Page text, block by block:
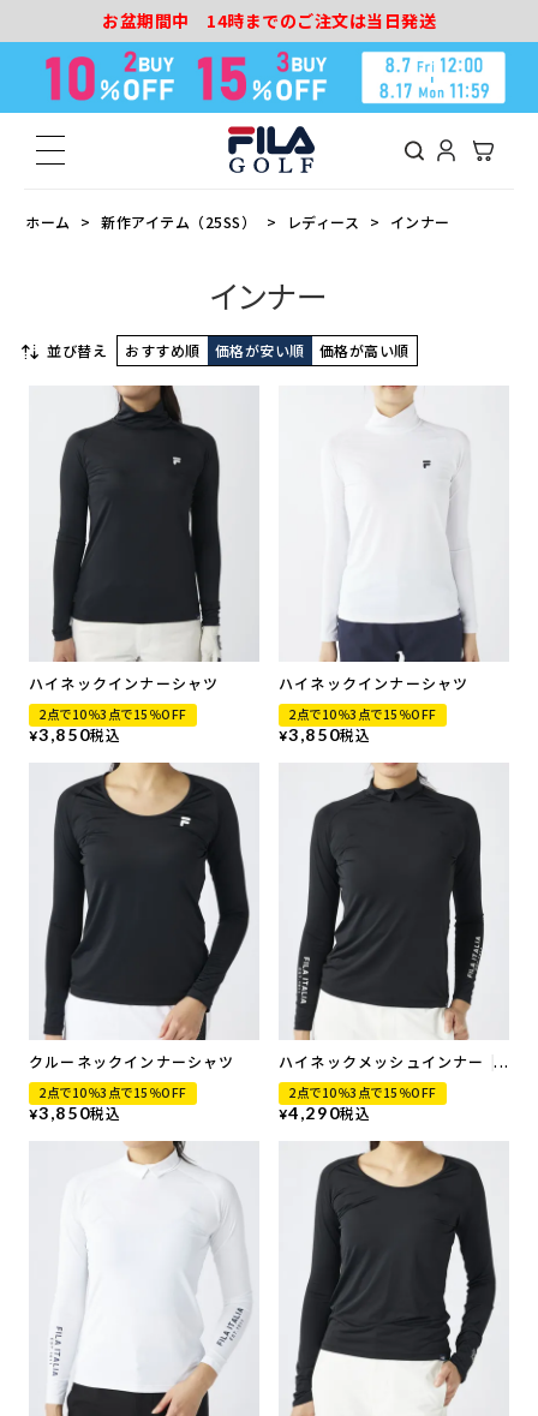
お盆期間中 14時までのご注文は当日発送
ホーム 新作アイテム（25SS） レディース インナー
インナー
並び替え おすすめ順 価格が安い順 価格が高い順
ハイネックインナーシャツ
2点で10％3点で15％OFF
¥3,850税込
ハイネックインナーシャツ
2点で10％3点で15％OFF
¥3,850税込
クルーネックインナーシャツ
2点で10％3点で15％OFF
¥3,850税込
ハイネックメッシュインナー |
吸汗速乾、UVカット、接触冷感
2点で10％3点で15％OFF
¥4,290税込